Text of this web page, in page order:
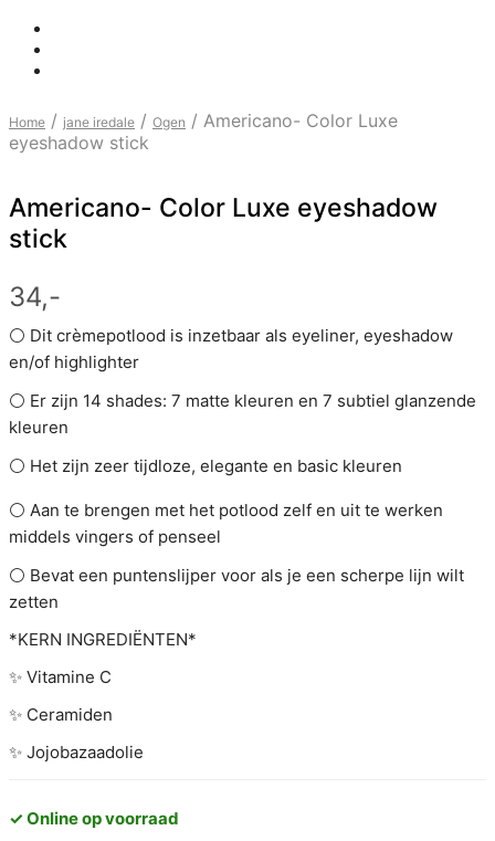
Home / jane iredale / Ogen / Americano- Color Luxe
eyeshadow stick
Americano- Color Luxe eyeshadow
stick
34,-
⚪️ Dit crèmepotlood is inzetbaar als eyeliner, eyeshadow
en/of highlighter
⚪️ Er zijn 14 shades: 7 matte kleuren en 7 subtiel glanzende
kleuren
⚪️ Het zijn zeer tijdloze, elegante en basic kleuren
⚪️ Aan te brengen met het potlood zelf en uit te werken
middels vingers of penseel
⚪️ Bevat een puntenslijper voor als je een scherpe lijn wilt
zetten
*KERN INGREDIËNTEN*
✨ Vitamine C
✨ Ceramiden
✨ Jojobazaadolie
✓ Online op voorraad